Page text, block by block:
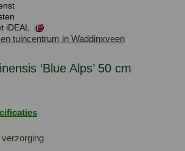
‘Blue Alps’ 50 cm
iDEAL
tuincentrum in Waddinxveen